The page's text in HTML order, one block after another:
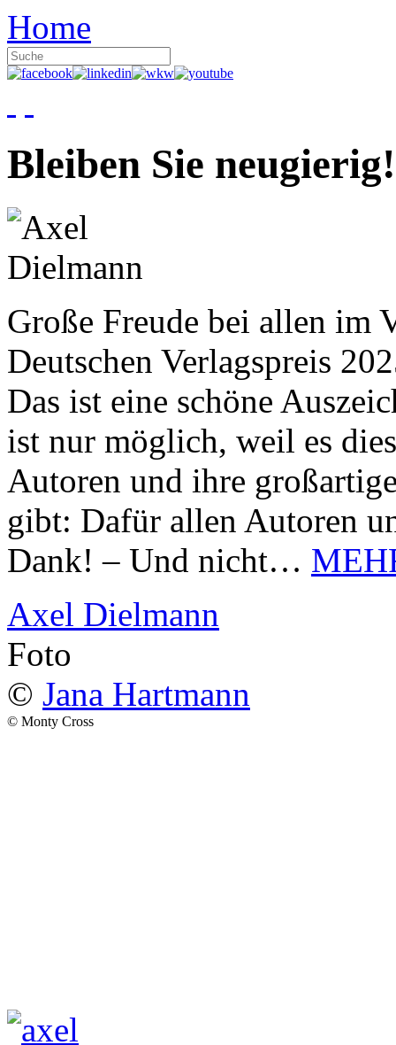
Home
Bleiben Sie neugierig!
Große Freude bei allen im
Deutschen Verlagspreis
Das ist eine schöne
ist nur möglich, weil es
Autoren und ihre
gibt: Dafür allen Autoren
Dank! – Und nicht…
Axel Dielmann
Foto
© Jana Hartmann
© Monty Cross